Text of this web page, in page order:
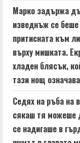
Марко задържа
изведнъж се
притисната към
върху мишката.
хладен блясък,
тази нощ
Седях на ръба на
сякаш тя можеше
се надигаше в